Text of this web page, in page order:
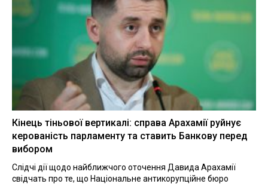
Кінець тіньової вертикалі: справа Арахамії руйнує
керованість парламенту та ставить Банкову перед
вибором
Слідчі дії щодо найближчого оточення Давида Арахамії
свідчать про те, що Національне антикорупційне бюро